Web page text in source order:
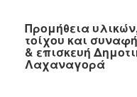
2023
2022
Προμήθεια
τοίχου και
& επισκευή
Λαχαναγορά